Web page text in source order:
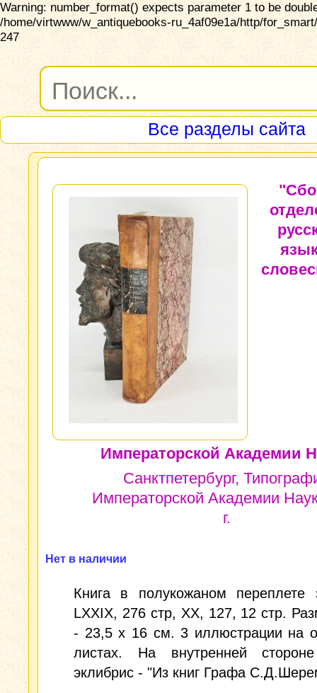
Warning: number_format() expects parameter 1 to be
/home/virtwww/w_antiquebooks-ru_4af09e1a/http/
247
Все разделы сайта
Императорской Академии
Санктпетербург,
Императорской Академии
г.
Нет в наличии
Книга в полукожаном переплете
LXXIX, 276 стр, XX, 127, 12 стр.
- 23,5 х 16 см. 3 иллюстрации на
листах. На внутренней
эклибрис - "Из книг Графа